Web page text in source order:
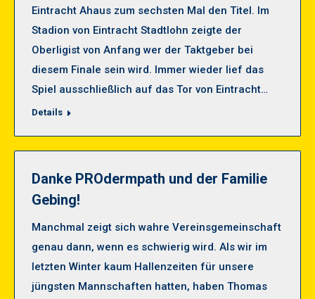
Eintracht Ahaus zum sechsten Mal den Titel. Im
Stadion von Eintracht Stadtlohn zeigte der
Oberligist von Anfang wer der Taktgeber bei
diesem Finale sein wird. Immer wieder lief das
Spiel ausschließlich auf das Tor von Eintracht…
Details
Danke PROdermpath und der Familie
Gebing!
Manchmal zeigt sich wahre Vereinsgemeinschaft
genau dann, wenn es schwierig wird. Als wir im
letzten Winter kaum Hallenzeiten für unsere
jüngsten Mannschaften hatten, haben Thomas